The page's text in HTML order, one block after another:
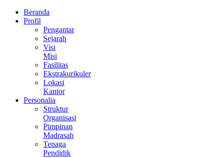
Beranda
Profil
Pengantar
Sejarah
Visi
Misi
Fasilitas
Ekstrakurikuler
Lokasi
Kantor
Personalia
Struktur
Organisasi
Pimpinan
Madrasah
Tenaga
Pendidik